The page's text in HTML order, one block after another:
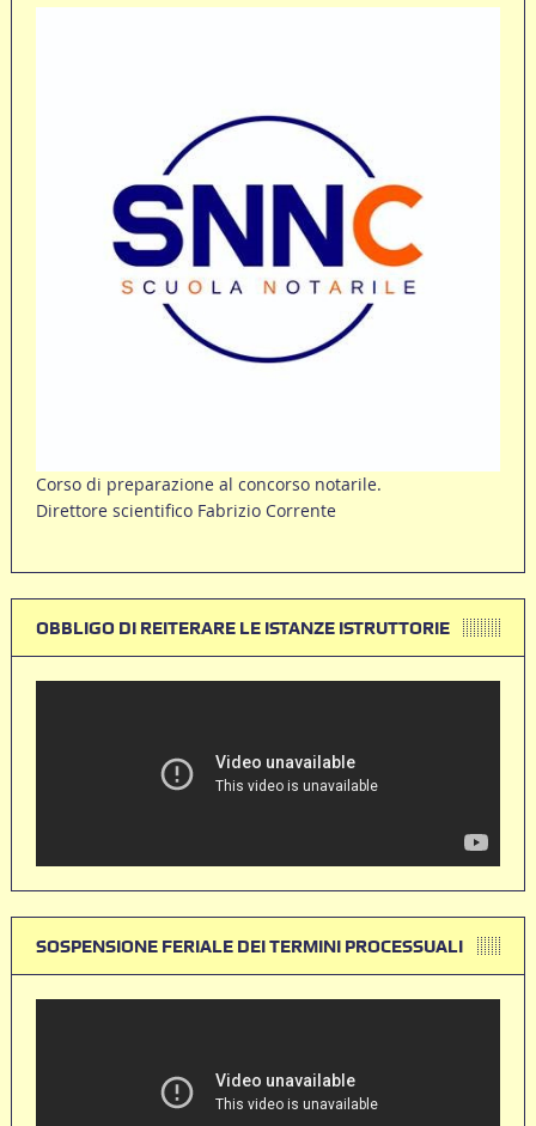
Corso di preparazione al concorso notarile.
Direttore scientifico Fabrizio Corrente
OBBLIGO DI REITERARE LE ISTANZE ISTRUTTORIE
SOSPENSIONE FERIALE DEI TERMINI PROCESSUALI